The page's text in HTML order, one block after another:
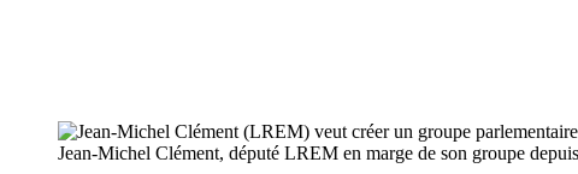
Jean-Michel Clément, député LREM en marge de son groupe